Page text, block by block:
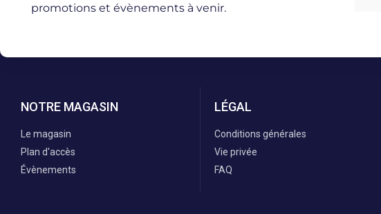
promotions et évènements à venir.
NOTRE MAGASIN
Le magasin
Plan d'accès
Évènements
LÉGAL
Conditions générales
Vie privée
FAQ